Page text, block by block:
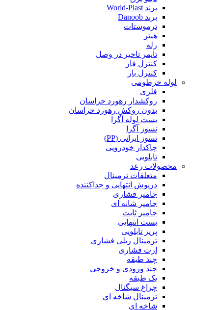
برند World-Plast
برند Danoob
ترموستات
هیتر
رله
تایمر تاخیر در وصل
کنترل فاز
کنترل بار
لوله خرطومی
فلزی
روکشدار رهورد خراسان
بدون روکش رهورد خراسان
بست لوله آگرا
نسوز آگرا
نسوز ایرانی (PP)
چاکدار خودرویی
تابلویی
محصولات رعد
متعلقات ترمینال
درپوش انتهایی و جداکننده
جامپر فشاری
جامپر شانه ای
جامپر ثابت
بست انتهایی
پریز تابلویی
ترمینال ریلی فشاری
ارت فشاری
چند طبقه
چند ورودی و خروجی
یک طبقه
چراغ سیگنال
ترمینال شاخه ای
شاخه ای